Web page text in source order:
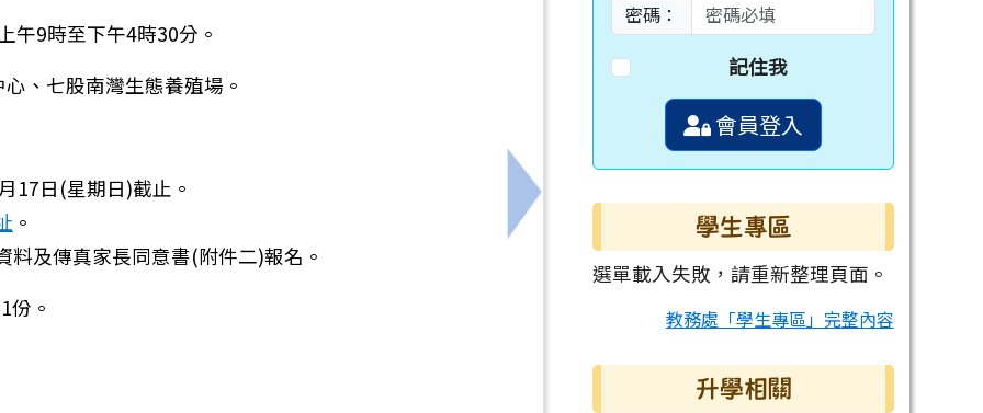
（後壁國中場次）開始報名
午9時至下午4時30分。
、七股南灣生態養殖場。
17日(星期日)截止。
。
料及傳真家長同意書(附件二)報名。
份。
下一筆：高雄育英醫專舉辦「醫護美妝夢想啟航營」
密碼：
記住我
會員登入
學生專區
選單載入失敗，請重新整理頁面。
教務處「學生專區」完整內容
升學相關